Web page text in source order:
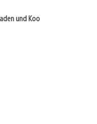
und Koo